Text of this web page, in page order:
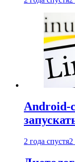
Android-
2 года спустя2